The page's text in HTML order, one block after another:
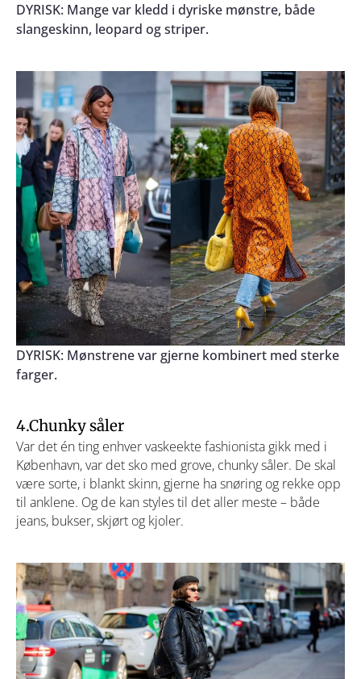
DYRISK: Mange var kledd i dyriske mønstre, både
slangeskinn, leopard og striper.
DYRISK: Mønstrene var gjerne kombinert med sterke
farger.
4.Chunky såler
Var det én ting enhver vaskeekte fashionista gikk med i
København, var det sko med grove, chunky såler. De skal
være sorte, i blankt skinn, gjerne ha snøring og rekke opp
til anklene. Og de kan styles til det aller meste – både
jeans, bukser, skjørt og kjoler.